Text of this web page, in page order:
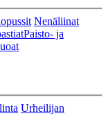
Nenäliinat
Paisto- ja
Urheilijan